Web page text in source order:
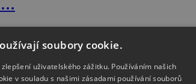
soubory cookie.
uživatelského zážitku. Používáním našich
v souladu s našimi zásadami používání souborů